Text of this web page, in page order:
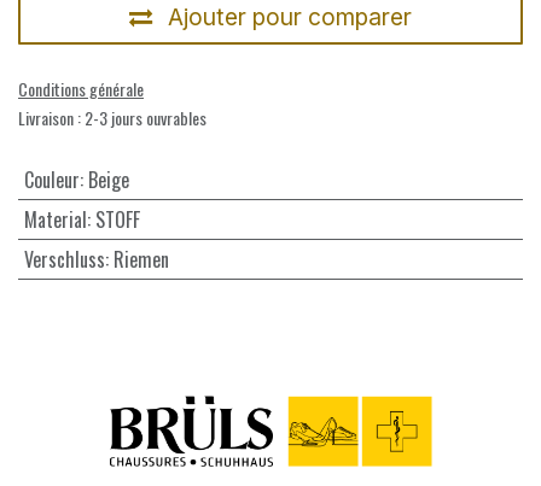
Ajouter pour comparer
Conditions générale
Livraison : 2-3 jours ouvrables
Couleur: Beige
Material: STOFF
Verschluss: Riemen